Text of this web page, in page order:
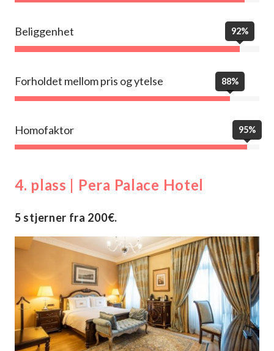
Beliggenhet 92%
Forholdet mellom pris og ytelse 88%
Homofaktor 95%
4. plass | Pera Palace Hotel
5 stjerner fra 200€.